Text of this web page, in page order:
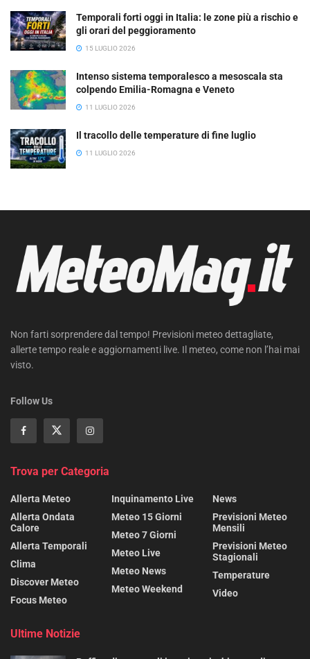
Temporali forti oggi in Italia: le zone più a rischio e
gli orari del peggioramento
15 LUGLIO 2026
Intenso sistema temporalesco a mesoscala sta
colpendo Emilia-Romagna e Veneto
11 LUGLIO 2026
Il tracollo delle temperature di fine luglio
11 LUGLIO 2026
Non farti sorprendere dal tempo! Previsioni meteo dettagliate,
allerte tempo reale e aggiornamenti live. Il meteo, come non l’hai mai
visto.
Follow Us
Trova per Categoria
Allerta Meteo
Allerta Ondata
Calore
Allerta Temporali
Clima
Discover Meteo
Focus Meteo
Inquinamento Live
Meteo 15 Giorni
Meteo 7 Giorni
Meteo Live
Meteo News
Meteo Weekend
News
Previsioni Meteo
Mensili
Previsioni Meteo
Stagionali
Temperature
Video
Ultime Notizie